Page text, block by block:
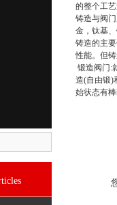
的整个工
铸造与阀
金，钛基
铸造的主
性能。但
锻造阀门:
造(自由锻)
始状态有